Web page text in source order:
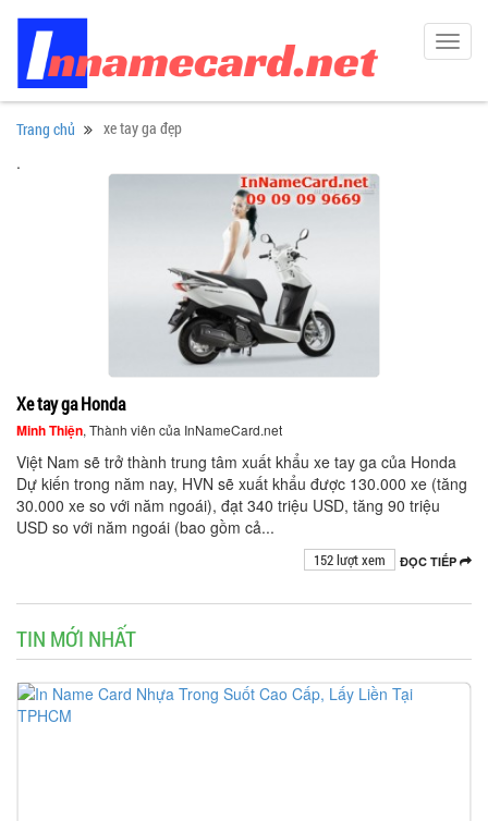
Trang chủ xe tay ga đẹp
.
Xe tay ga Honda
Minh Thiện, Thành viên của InNameCard.net
Việt Nam sẽ trở thành trung tâm xuất khẩu xe tay ga của Honda
Dự kiến trong năm nay, HVN sẽ xuất khẩu được 130.000 xe (tăng
30.000 xe so với năm ngoái), đạt 340 triệu USD, tăng 90 triệu
USD so với năm ngoái (bao gồm cả...
ĐỌC TIẾP
152 lượt xem
TIN MỚI NHẤT